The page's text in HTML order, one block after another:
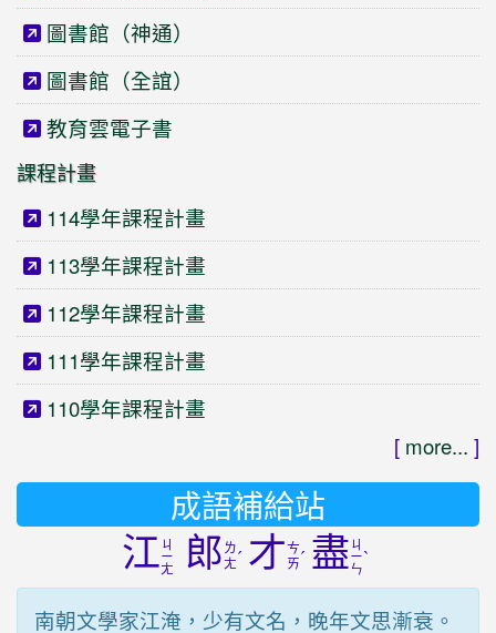
圖書館（神通）
圖書館（全誼）
教育雲電子書
課程計畫
114學年課程計畫
113學年課程計畫
112學年課程計畫
111學年課程計畫
110學年課程計畫
[ more... ]
成語補給站
江 ㄐ
ㄧ
ㄤ 郎 ㄌ
ㄤˊ 才ㄘ
ㄞˊ 盡 ㄐ
ㄧ
ㄣ
ˋ
南朝文學家江淹，少有文名，晚年文思漸衰。